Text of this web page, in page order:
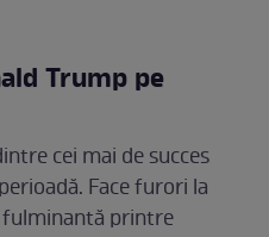
Trump pe
cei mai de succes
Face furori la
fulminantă printre